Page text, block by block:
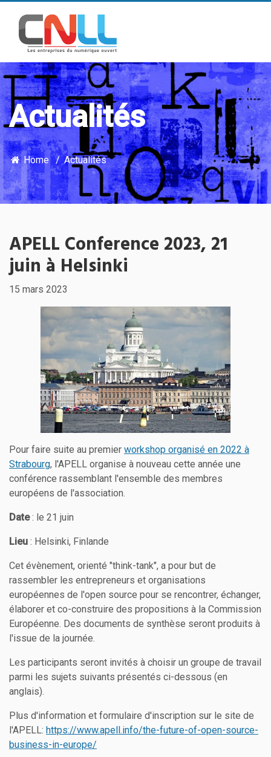
Actualités
Home Actualités
APELL Conference 2023, 21
juin à Helsinki
15 mars 2023
Pour faire suite au premier workshop organisé en 2022 à
Strabourg, l'APELL organise à nouveau cette année une
conférence rassemblant l'ensemble des membres
européens de l'association.
Date: le 21 juin
Lieu : Helsinki, Finlande
Cet évènement, orienté "think-tank", a pour but de
rassembler les entrepreneurs et organisations
européennes de l'open source pour se rencontrer, échanger,
élaborer et co-construire des propositions à la Commission
Européenne. Des documents de synthèse seront produits à
l'issue de la journée.
Les participants seront invités à choisir un groupe de travail
parmi les sujets suivants présentés ci-dessous (en
anglais).
Plus d'information et formulaire d'inscription sur le site de
l'APELL: https://www.apell.info/the-future-of-open-source-
business-in-europe/